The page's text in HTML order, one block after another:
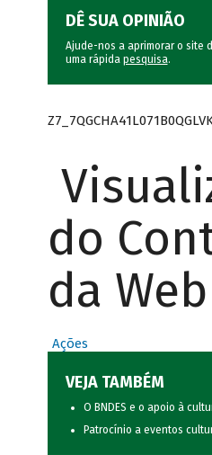
DÊ SUA OPINIÃO
Ajude-nos a aprimorar o site
uma rápida pesquisa.
do
da Web
Ações
VEJA TAMBÉM
O BNDES e o apoio à
Patrocínio a eventos